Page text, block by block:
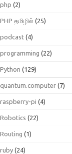
php (2)
PHP தமிழில் (25)
podcast (4)
programming (22)
Python (129)
quantum.computer (7)
raspberry-pi (4)
Robotics (22)
Routing (1)
ruby (24)